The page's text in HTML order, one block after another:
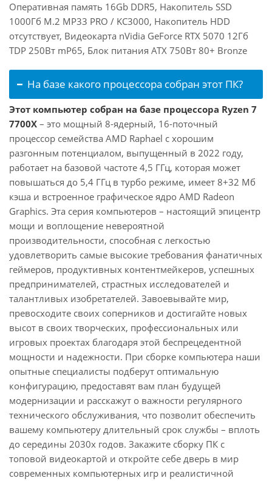
Оперативная память 16Gb DDR5, Накопитель SSD
1000Гб M.2 MP33 PRO / KC3000, Накопитель HDD
отсутствует, Видеокарта nVidia GeForce RTX 5070 12Гб
TDP 250Вт mP65, Блок питания ATX 750Вт 80+ Bronze
На базе какого процессора собран этот ПК?
Этот компьютер собран на базе процессора Ryzen 7
7700X – это мощный 8-ядерный, 16-поточный
процессор семейства AMD Raphael с хорошим
разгонным потенциалом, выпущенный в 2022 году,
работает на базовой частоте 4,5 ГГц, которая может
повышаться до 5,4 ГГц в турбо режиме, имеет 8+32 Мб
кэша и встроенное графическое ядро AMD Radeon
Graphics. Эта серия компьютеров – настоящий эпицентр
мощи и воплощение невероятной
производительности, способная с легкостью
удовлетворить самые высокие требования фанатичных
геймеров, продуктивных контентмейкеров, успешных
предпринимателей, страстных исследователей и
талантливых изобретателей. Завоевывайте мир,
превосходите своих соперников и достигайте новых
высот в своих творческих, профессиональных или
игровых проектах благодаря этой беспрецедентной
мощности и надежности. При сборке компьютера наши
опытные специалисты подберут оптимальную
конфигурацию, предоставят вам план будущей
модернизации и расскажут о важности регулярного
технического обслуживания, что позволит обеспечить
вашему компьютеру длительный срок службы – вплоть
до середины 2030х годов. Закажите сборку ПК с
топовой видеокартой и откройте себе дверь в мир
современных компьютерных игр и реалистичной